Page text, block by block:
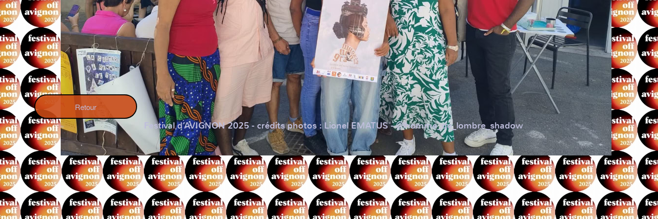
Retour
Festival d’AVIGNON 2025 - crédits photos : Lionel EMATUS - @lhomme_de_lombre_shadow